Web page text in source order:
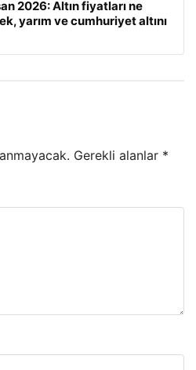
2026: Altın fiyatları ne
yarım ve cumhuriyet altını
Gerekli alanlar *